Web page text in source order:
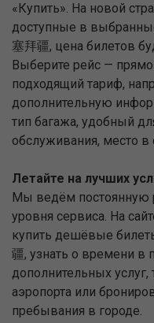
«Купить». На новой
доступные в
塞拜疆, цена билетов
Выберите рейс —
подходящий тариф,
дополнительную
тип багажа, удобный
обслуживания, место в
Летайте на лучших
Мы ведём постоянную
уровня сервиса. На
купить дешёвые
疆, узнать о времени в
дополнительных услуг,
аэропорта или
пребывания в городе.